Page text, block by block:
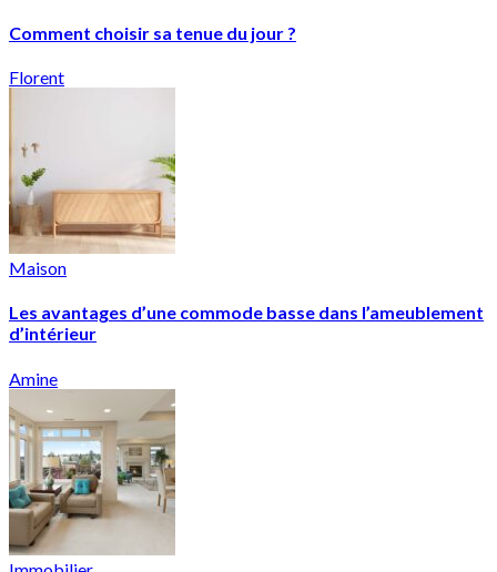
Comment choisir sa tenue du jour ?
Florent
Maison
Les avantages d’une commode basse dans l’ameublement
d’intérieur
Amine